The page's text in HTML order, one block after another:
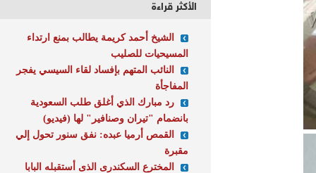
الأكثر قراءة
الشيخ أحمد كريمة يطالب بمنع ارتداء
المسيحيات للصليب
النائب المتهم بإفساد لقاء السيسي يفجر
المفاجأة
رد مبارك الذي أغلق طلب السعودية
بانضمام "تيران وصنافير" لها (فيديو)
القمص أرميا عبده: نفق سنور تحول إلي
مقبرة
المخترع السكندرى الذى أستقبله البابا